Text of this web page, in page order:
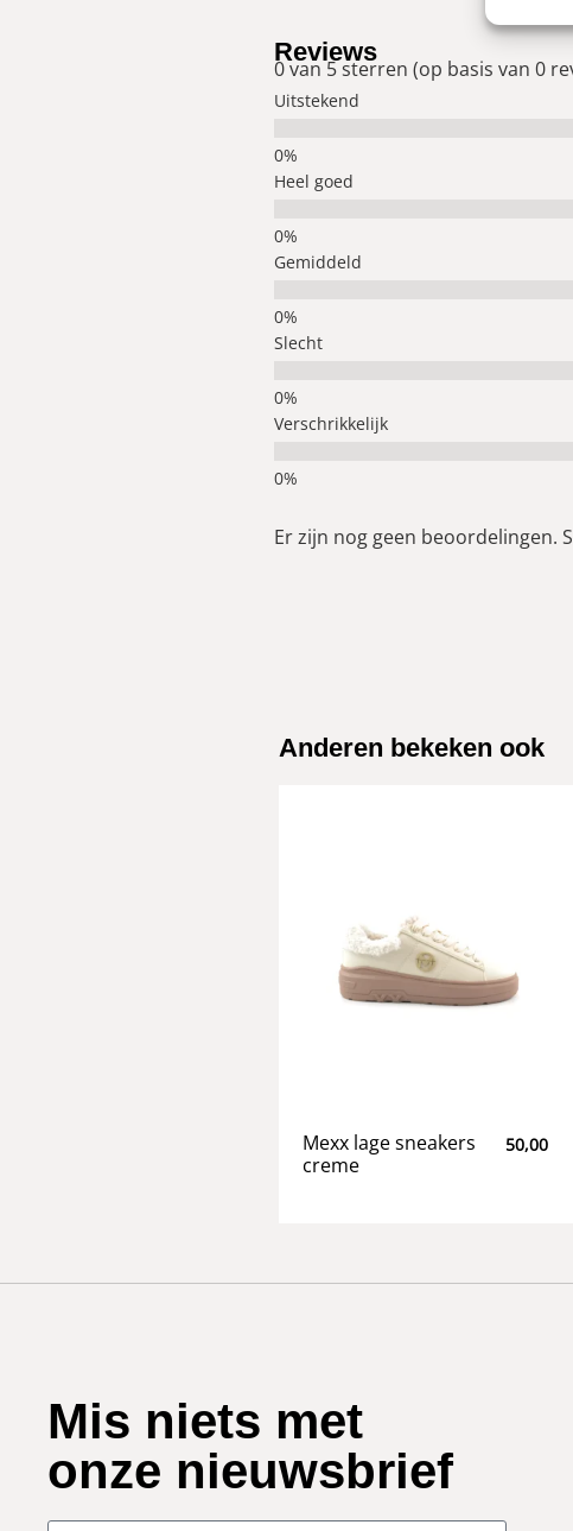
Reviews
0 van 5 sterren (op basis van 0
Uitstekend
Heel goed
Gemiddeld
Slecht
Verschrikkelijk
Er zijn nog geen beoordelingen.
Anderen bekeken ook
Mexx lage sneakers
creme
50,00
Mis niets met
onze nieuwsbrief